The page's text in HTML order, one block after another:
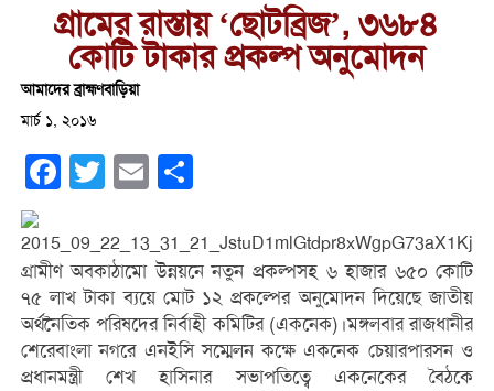
গ্রামের রাস্তায় ‘ছোটব্রিজ’, ৩৬৮৪
কোটি টাকার প্রকল্প অনুমোদন
আমাদের ব্রাহ্মণবাড়িয়া
মার্চ ১, ২০১৬
Facebook
Twitter Email
গ্রামীণ অবকাঠামো উন্নয়নে নতুন প্রকল্পসহ ৬ হাজার ৬৫০ কোটি
৭৫ লাখ টাকা ব্যয়ে মোট ১২ প্রকল্পের অনুমোদন দিয়েছে জাতীয়
অর্থনৈতিক পরিষদের নির্বাহী কমিটির (একনেক)।মঙ্গলবার রাজধানীর
শেরেবাংলা নগরে এনইসি সম্মেলন কক্ষে একনেক চেয়ারপারসন ও
প্রধানমন্ত্রী শেখ হাসিনার সভাপতিত্বে একনেকের বৈঠকে